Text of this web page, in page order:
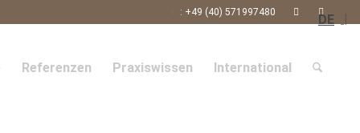
: +49 (40) 571997480
Referenzen Praxiswissen International
DE